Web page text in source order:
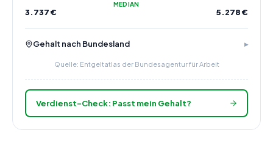
MEDIAN
3.737€ 5.278€
Gehalt nach Bundesland
Quelle: Entgeltatlas der Bundesagentur für Arbeit
Verdienst-Check: Passt mein Gehalt?